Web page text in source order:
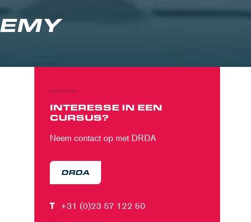
INTERESSE IN EEN
CURSUS?
Neem contact op met DRDA
DRDA
T +31 (0)23 57 122 50